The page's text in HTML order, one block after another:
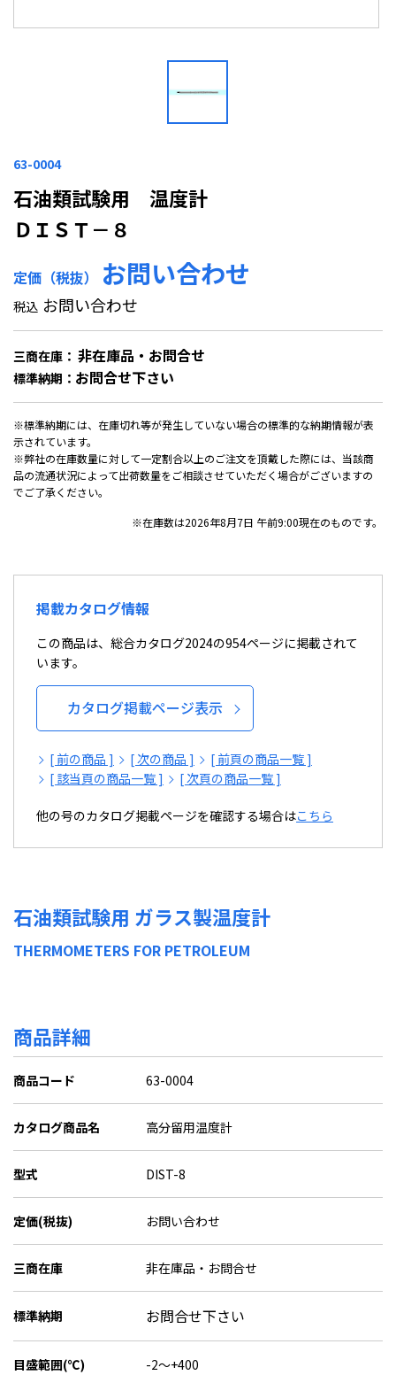
63-0004
石油類試験用 温度計
ＤＩＳＴ－８
定価（税抜） お問い合わせ
税込 お問い合わせ
三商在庫： 非在庫品・お問合せ
標準納期： お問合せ下さい
※標準納期には、在庫切れ等が発生していない場合の標準的な納期情報が表
示されています。
※弊社の在庫数量に対して一定割合以上のご注文を頂戴した際には、当該商
品の流通状況によって出荷数量をご相談させていただく場合がございますの
でご了承ください。
※在庫数は2026年8月7日 午前9:00現在のものです。
掲載カタログ情報
この商品は、総合カタログ2024の954ページに掲載されて
います。
カタログ掲載ページ表示
[ 前の商品 ] [ 次の商品 ]
[ 前頁の商品一覧 ]
[ 該当頁の商品一覧 ]
[ 次頁の商品一覧 ]
他の号のカタログ掲載ページを確認する場合はこちら
石油類試験用 ガラス製温度計
THERMOMETERS FOR PETROLEUM
商品詳細
商品コード 63-0004
カタログ商品名 高分留用温度計
型式 DIST-8
定価(税抜) お問い合わせ
三商在庫 非在庫品・お問合せ
標準納期 お問合せ下さい
目盛範囲(℃) -2～+400